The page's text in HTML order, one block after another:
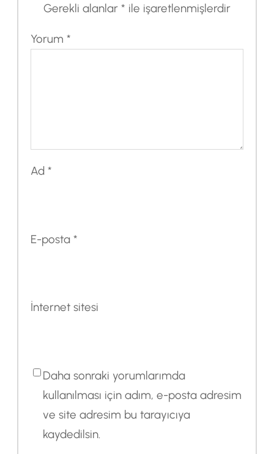
Gerekli alanlar * ile işaretlenmişlerdir
Yorum *
Ad *
E-posta *
İnternet sitesi
Daha sonraki yorumlarımda
kullanılması için adım, e-posta adresim
ve site adresim bu tarayıcıya
kaydedilsin.